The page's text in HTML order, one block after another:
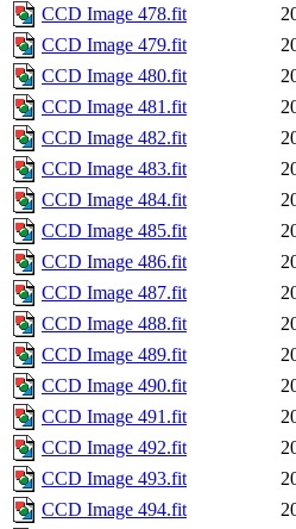
CCD Image 478.fit
CCD Image 479.fit
CCD Image 480.fit
CCD Image 481.fit
CCD Image 482.fit
CCD Image 483.fit
CCD Image 484.fit
CCD Image 485.fit
CCD Image 486.fit
CCD Image 487.fit
CCD Image 488.fit
CCD Image 489.fit
CCD Image 490.fit
CCD Image 491.fit
CCD Image 492.fit
CCD Image 493.fit
CCD Image 494.fit